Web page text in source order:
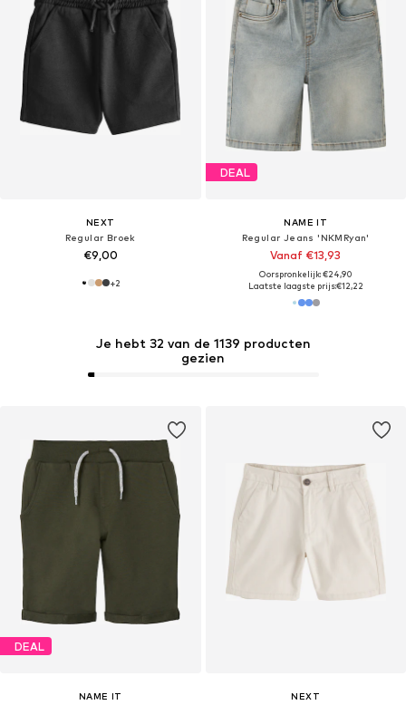
NEXT
Regular Broek
€9,00
+2
DEAL
NAME IT
Regular Jeans 'NKMRyan'
Vanaf €13,93
Oorspronkelijk: €24,90
Laatste laagste prijs:€12,22
Je hebt 32 van de 1139 producten
gezien
DEAL
NAME IT
NEXT